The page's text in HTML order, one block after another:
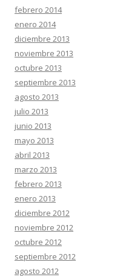
febrero 2014
enero 2014
diciembre 2013
noviembre 2013
octubre 2013
septiembre 2013
agosto 2013
julio 2013
junio 2013
mayo 2013
abril 2013
marzo 2013
febrero 2013
enero 2013
diciembre 2012
noviembre 2012
octubre 2012
septiembre 2012
agosto 2012